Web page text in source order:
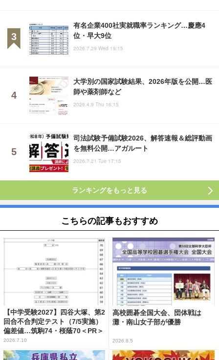
有名企業400社実就職率ランキング…慶應4
位・早大9位
2026.7.29 Wed 19:15
大学別の国家試験結果、2026年版を公開…医
師や薬剤師など
2026.4.9 Thu 16:15
司法試験予備試験2026、解答速報＆総評動画
を無料公開…アガルート
2026.7.21 Tue 17:15
ランキングをもっと見る
こちらの記事もおすすめ
【中学受験2027】四谷大塚、第2
回合不合判定テスト（7/5実施）
偏差値…筑駒74・桜蔭70＜PR＞
2026.7.10
高校囲碁全国大会、団体戦は
灘・南山女子部が優勝
2026.8.5